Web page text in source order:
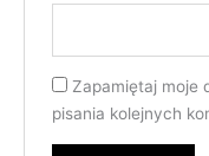
Zapamiętaj moje
pisania kolejnych